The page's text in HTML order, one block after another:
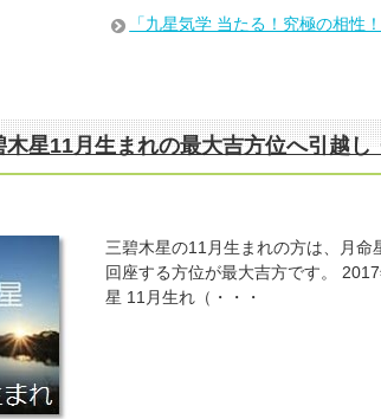
「九星気学 当たる！究極の相
木星11月生まれの最大吉方位へ引越し
三碧木星の11月生まれの方は、月
回座する方位が最大吉方です。
星 11月生れ（・・・